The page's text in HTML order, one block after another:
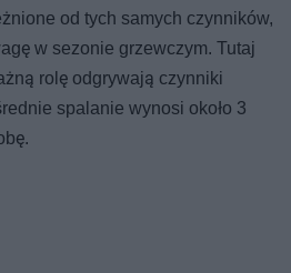
od tych samych czynników,
w sezonie grzewczym. Tutaj
rolę odgrywają czynniki
spalanie wynosi około 3